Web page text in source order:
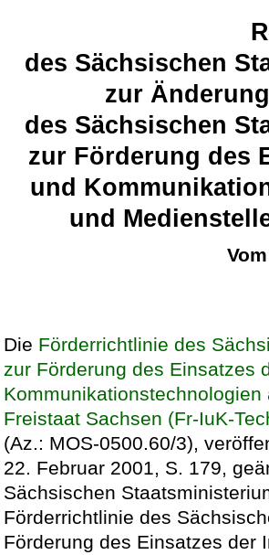
des Sächsischen
zur
des Sächsischen
zur Förderung des
und
und
Die Förderrichtlinie des
zur Förderung des Einsatzes
Freistaat Sachsen (Fr-IuK-
(Az.: MOS-0500.60/3),
22. Februar 2001, S. 179,
Sächsischen
Förderrichtlinie des
Förderung des Einsatzes der